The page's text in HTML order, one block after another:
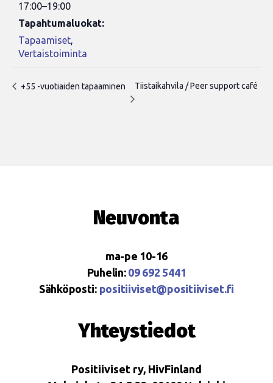
17:00–19:00
Tapahtumaluokat:
Tapaamiset,
Vertaistoiminta
+55 -vuotiaiden tapaaminen Tiistaikahvila / Peer support café
Neuvonta
ma-pe 10-16
Puhelin: 09 692 5441
Sähköposti: positiiviset@positiiviset.fi
Yhteystiedot
Positiiviset ry, HivFinland